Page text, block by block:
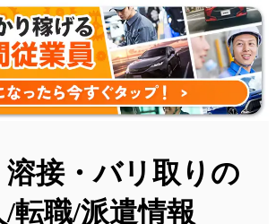
溶接・バリ取りの
転職/派遣情報